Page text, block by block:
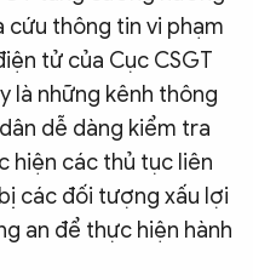
cứu thông tin vi phạm
tử của Cục CSGT
là những kênh thông
dễ dàng kiểm tra
hiện các thủ tục liên
các đối tượng xấu lợi
an để thực hiện hành